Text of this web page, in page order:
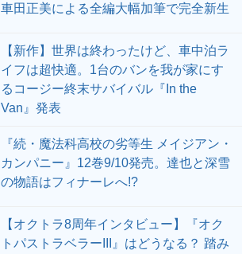
車田正美による全編大幅加筆で完全新生
【新作】世界は終わったけど、車中泊ラ
イフは超快適。1台のバンを我が家にす
るコージー終末サバイバル『In the
Van』発表
『続・魔法科高校の劣等生 メイジアン・
カンパニー』12巻9/10発売。達也と深雪
の物語はフィナーレへ!?
【オクトラ8周年インタビュー】『オク
トパストラベラーIII』はどうなる？ 踏み